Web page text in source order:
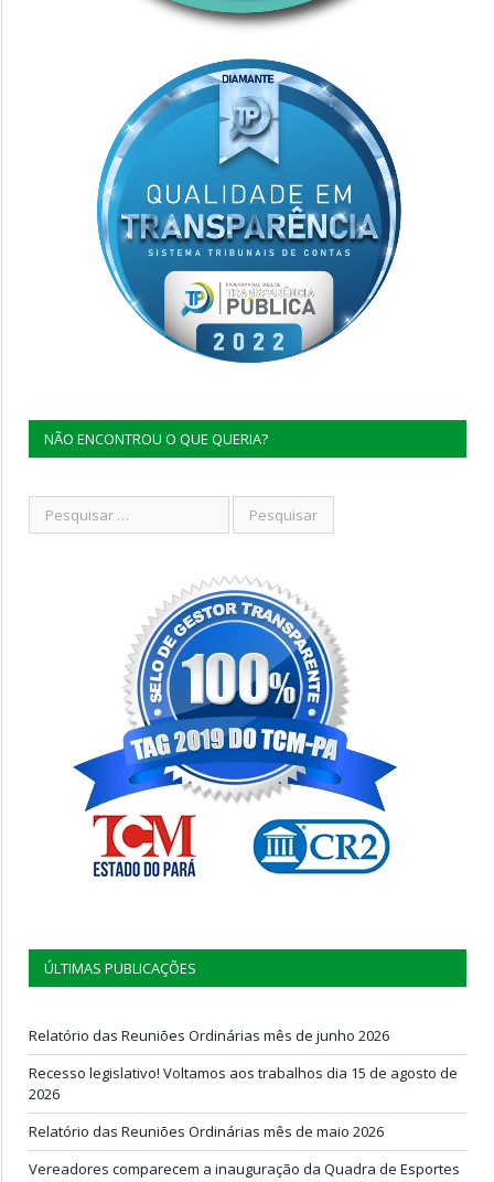
NÃO ENCONTROU O QUE QUERIA?
ÚLTIMAS PUBLICAÇÕES
Relatório das Reuniões Ordinárias mês de junho 2026
Recesso legislativo! Voltamos aos trabalhos dia 15 de agosto de
2026
Relatório das Reuniões Ordinárias mês de maio 2026
Vereadores comparecem a inauguração da Quadra de Esportes